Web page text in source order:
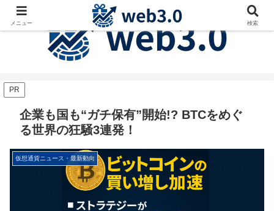
PR
企業も国も“ガチ保有”開始!? BTCをめぐ
る世界の狂騒3連発！
仮想通貨ニュース・最新動向
メニュー 検索